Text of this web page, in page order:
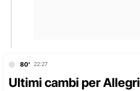
80' 22:27
Ultimi cambi per Allegri